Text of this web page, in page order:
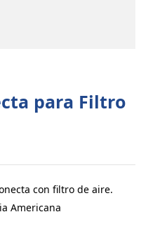
para Filtro
con filtro de aire.
Americana